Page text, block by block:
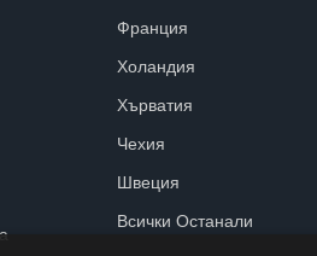
Франция
Холандия
Хърватия
Чехия
Швеция
Всички Останали